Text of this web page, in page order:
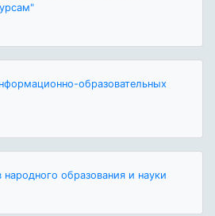
образовательных
образования и науки